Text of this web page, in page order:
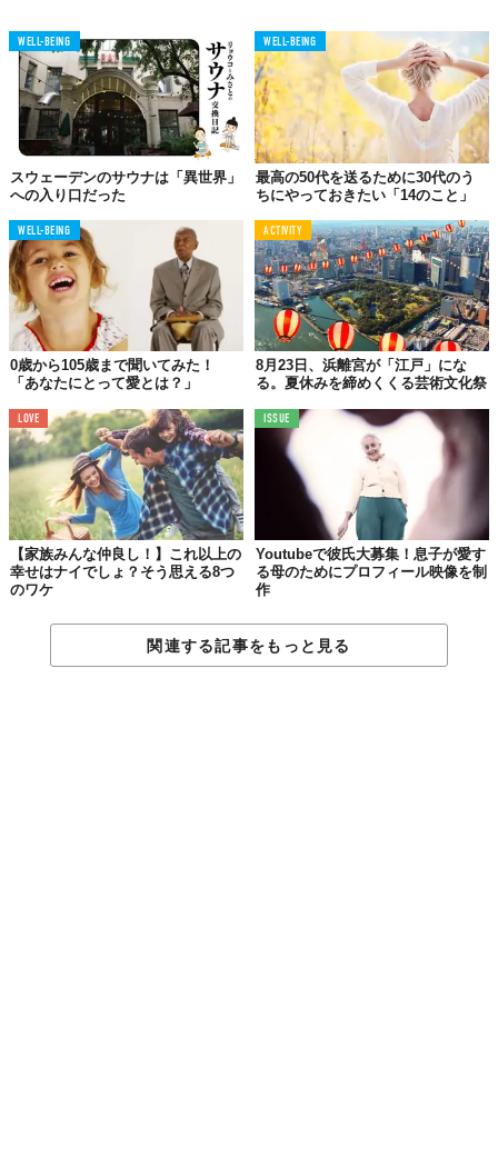
歴史の中で、様々なモラルや教訓と交差して作られた文化。そこ
から伝統を学ぶことは、とても興味深いもの。
異文化の人と付き合っていて学ぶのは、「忍耐」と「理解」。特
に、社会に出ると、育ってきた環境が違う様々な人に出会う。異
なる文化にはそれぞれの規律があり、忍耐が必要になることも多
い。そうした環境で意見を交わすことに違和感を覚えず、理解し
合うための忍耐力があれば、きっと日々の生活を上手く過ごして
いけるはず。
04.
自分たちだけのカルチャーを作れる
付き合いが真剣になり、将来について話すようになると、宗教や
WELL-BEING
スウェーデンのサウナは「異世界」
への入り口だった
WELL-BEING
最高の50代を送るために30代のう
ちにやっておきたい「14のこと」
WELL-BEING
0歳から105歳まで聞いてみた！
「あなたにとって愛とは？」
ACTIVITY
8月23日、浜離宮が「江戸」にな
る。夏休みを締めくくる芸術文化祭
LOVE
【家族みんな仲良し！】これ以上の
幸せはナイでしょ？そう思える8つ
のワケ
ISSUE
Youtubeで彼氏大募集！息子が愛す
る母のためにプロフィール映像を制
作
関連する記事をもっと見る